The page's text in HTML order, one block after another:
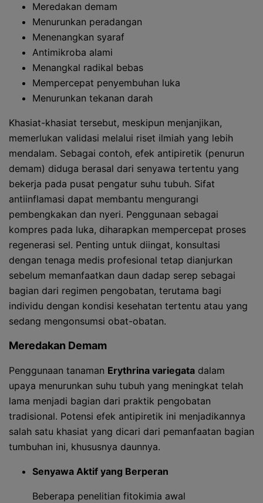
Meredakan demam
Menurunkan peradangan
Menenangkan syaraf
Antimikroba alami
Menangkal radikal bebas
Mempercepat penyembuhan luka
Menurunkan tekanan darah
Khasiat-khasiat tersebut, meskipun menjanjikan,
memerlukan validasi melalui riset ilmiah yang lebih
mendalam. Sebagai contoh, efek antipiretik (penurun
demam) diduga berasal dari senyawa tertentu yang
bekerja pada pusat pengatur suhu tubuh. Sifat
antiinflamasi dapat membantu mengurangi
pembengkakan dan nyeri. Penggunaan sebagai
kompres pada luka, diharapkan mempercepat proses
regenerasi sel. Penting untuk diingat, konsultasi
dengan tenaga medis profesional tetap dianjurkan
sebelum memanfaatkan daun dadap serep sebagai
bagian dari regimen pengobatan, terutama bagi
individu dengan kondisi kesehatan tertentu atau yang
sedang mengonsumsi obat-obatan.
Meredakan Demam
Penggunaan tanaman Erythrina variegata dalam
upaya menurunkan suhu tubuh yang meningkat telah
lama menjadi bagian dari praktik pengobatan
tradisional. Potensi efek antipiretik ini menjadikannya
salah satu khasiat yang dicari dari pemanfaatan bagian
tumbuhan ini, khususnya daunnya.
Senyawa Aktif yang Berperan
Beberapa penelitian fitokimia awal